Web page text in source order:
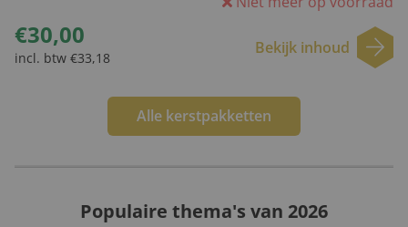
€30,00
incl. btw €33,18
Bekijk inhoud
Alle kerstpakketten
Populaire thema's van 2026